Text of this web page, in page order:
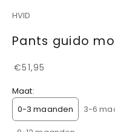
HVID
Pants guido
Aanbiedingsprijs
€51,95
Maat:
0-3 maanden
3-6